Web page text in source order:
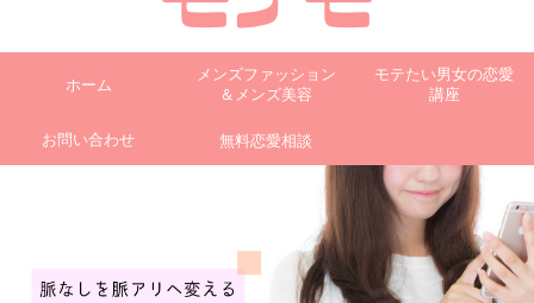
ホーム
メンズファッション
＆メンズ美容
モテたい男女の恋愛
講座
お問い合わせ 無料恋愛相談